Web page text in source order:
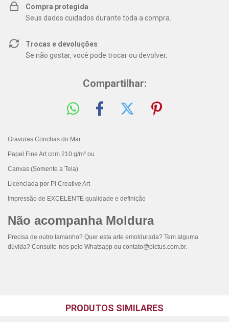
Compra protegida
Seus dados cuidados durante toda a compra.
Trocas e devoluções
Se não gostar, você pode trocar ou devolver.
Compartilhar:
Gravuras Conchas do Mar
Papel Fine Art com 210 g/m² ou
Canvas (Somente a Tela)
Licenciada por Pi Creative Art
Impressão de EXCELENTE qualidade e definição
Não acompanha Moldura
Precisa de outro tamanho? Quer esta arte emoldurada? Tem alguma
dúvida? Consulte-nos pelo Whatsapp ou contato@pictus.com.br.
PRODUTOS SIMILARES